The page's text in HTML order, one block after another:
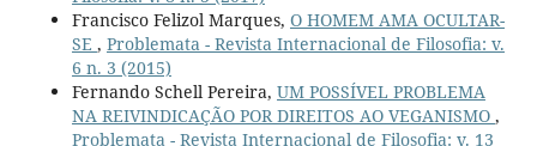
Francisco Felizol Marques, O HOMEM AMA OCULTAR-
SE , Problemata - Revista Internacional de Filosofia: v.
6 n. 3 (2015)
Fernando Schell Pereira, UM POSSÍVEL PROBLEMA
NA REIVINDICAÇÃO POR DIREITOS AO VEGANISMO ,
Problemata - Revista Internacional de Filosofia: v. 13